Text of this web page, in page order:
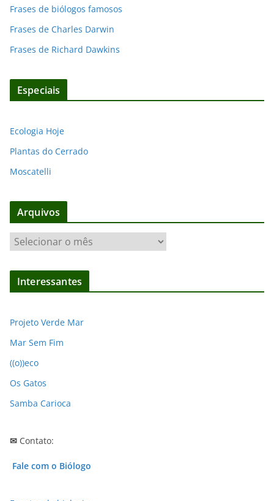
Frases de biólogos famosos
Frases de Charles Darwin
Frases de Richard Dawkins
Especiais
Ecologia Hoje
Plantas do Cerrado
Moscatelli
Arquivos
q
s
Interessantes
Projeto Verde Mar
Mar Sem Fim
((o))eco
Os Gatos
Samba Carioca
✉ Contato:
Fale com o Biólogo